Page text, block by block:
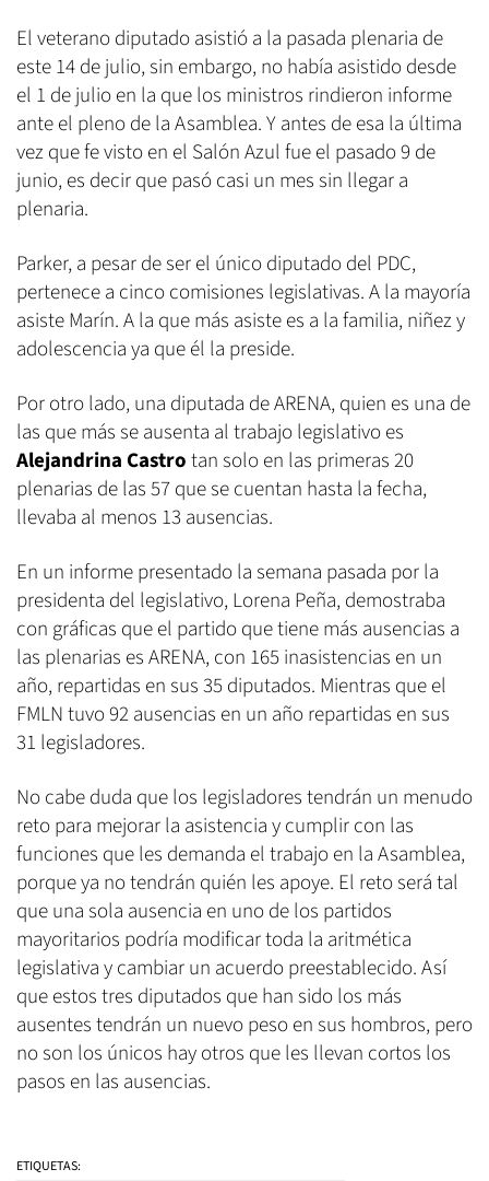
El veterano diputado asistió a la pasada plenaria de
este 14 de julio, sin embargo, no había asistido desde
el 1 de julio en la que los ministros rindieron informe
ante el pleno de la Asamblea. Y antes de esa la última
vez que fe visto en el Salón Azul fue el pasado 9 de
junio, es decir que pasó casi un mes sin llegar a
plenaria.
Parker, a pesar de ser el único diputado del PDC,
pertenece a cinco comisiones legislativas. A la mayoría
asiste Marín. A la que más asiste es a la familia, niñez y
adolescencia ya que él la preside.
Por otro lado, una diputada de ARENA, quien es una de
las que más se ausenta al trabajo legislativo es
Alejandrina Castrotan solo en las primeras 20
plenarias de las 57 que se cuentan hasta la fecha,
llevaba al menos 13 ausencias.
En un informe presentado la semana pasada por la
presidenta del legislativo, Lorena Peña, demostraba
con gráficas que el partido que tiene más ausencias a
las plenarias es ARENA, con 165 inasistencias en un
año, repartidas en sus 35 diputados. Mientras que el
FMLN tuvo 92 ausencias en un año repartidas en sus
31 legisladores.
No cabe duda que los legisladores tendrán un menudo
reto para mejorar la asistencia y cumplir con las
funciones que les demanda el trabajo en la Asamblea,
porque ya no tendrán quién les apoye. El reto será tal
que una sola ausencia en uno de los partidos
mayoritarios podría modificar toda la aritmética
legislativa y cambiar un acuerdo preestablecido. Así
que estos tres diputados que han sido los más
ausentes tendrán un nuevo peso en sus hombros, pero
no son los únicos hay otros que les llevan cortos los
pasos en las ausencias.
ETIQUETAS: